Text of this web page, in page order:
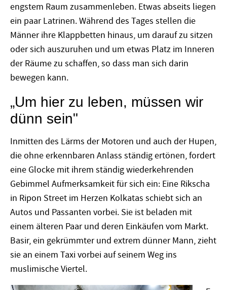
engstem Raum zusammenleben. Etwas abseits liegen
ein paar Latrinen. Während des Tages stellen die
Männer ihre Klappbetten hinaus, um darauf zu sitzen
oder sich auszuruhen und um etwas Platz im Inneren
der Räume zu schaffen, so dass man sich darin
bewegen kann.
„Um hier zu leben, müssen wir
dünn sein"
Inmitten des Lärms der Motoren und auch der Hupen,
die ohne erkennbaren Anlass ständig ertönen, fordert
eine Glocke mit ihrem ständig wiederkehrenden
Gebimmel Aufmerksamkeit für sich ein: Eine Rikscha
in Ripon Street im Herzen Kolkatas schiebt sich an
Autos und Passanten vorbei. Sie ist beladen mit
einem älteren Paar und deren Einkäufen vom Markt.
Basir, ein gekrümmter und extrem dünner Mann, zieht
sie an einem Taxi vorbei auf seinem Weg ins
muslimische Viertel.